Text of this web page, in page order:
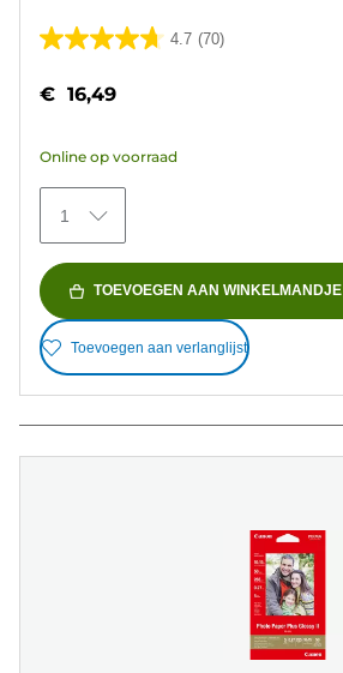
4.7 (70)
4.7
de
sterren.
70
beoordelingen
€ 16,49
Online op voorraad
1
TOEVOEGEN AAN WINKELMANDJE
Toevoegen aan verlanglijst